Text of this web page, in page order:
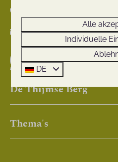
info@thijmseberg.nl
Senden Sie uns
De Thijmse Berg
Thema's
Alle
Individuelle
DE